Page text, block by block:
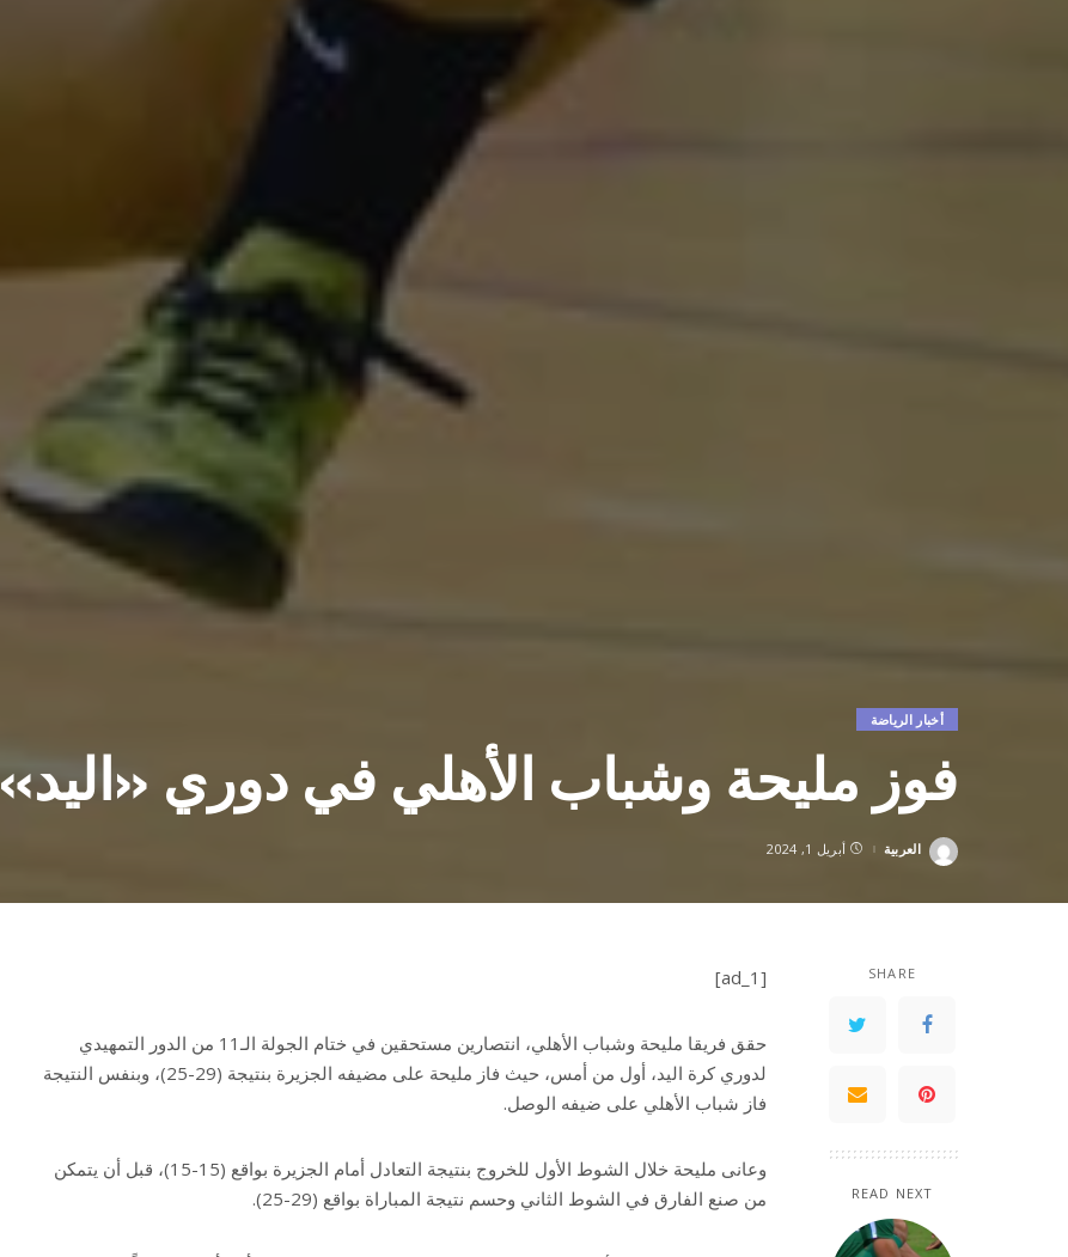
أخبار الرياضة
فوز مليحة وشباب الأهلي في دوري «اليد»
Posted
العربية أبريل 1, 2024
SHARE
READ NEXT
[ad_1]
حقق فريقا مليحة وشباب الأهلي، انتصارين مستحقين في ختام الجولة الـ11 من الدور التمهيدي
لدوري كرة اليد، أول من أمس، حيث فاز مليحة على مضيفه الجزيرة بنتيجة (29-25)، وبنفس النتيجة
فاز شباب الأهلي على ضيفه الوصل.
وعانى مليحة خلال الشوط الأول للخروج بنتيجة التعادل أمام الجزيرة بواقع (15-15)، قبل أن يتمكن
من صنع الفارق في الشوط الثاني وحسم نتيجة المباراة بواقع (29-25).